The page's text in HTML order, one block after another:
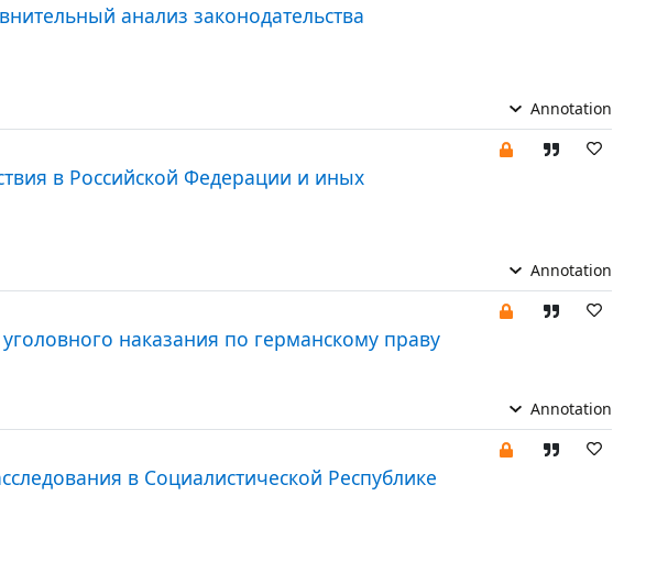
анализ законодательства
Annotation
в Российской Федерации и иных
Annotation
наказания по германскому праву
Annotation
в Социалистической Республике